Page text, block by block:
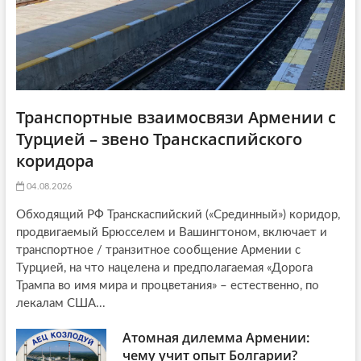
Транспортные взаимосвязи Армении с
Турцией – звено Транскаспийского
коридора
04.08.2026
Обходящий РФ Транскаспийский («Срединный») коридор,
продвигаемый Брюсселем и Вашингтоном, включает и
транспортное / транзитное сообщение Армении с
Турцией, на что нацелена и предполагаемая «Дорога
Трампа во имя мира и процветания» – естественно, по
лекалам США...
Атомная дилемма Армении:
чему учит опыт Болгарии?